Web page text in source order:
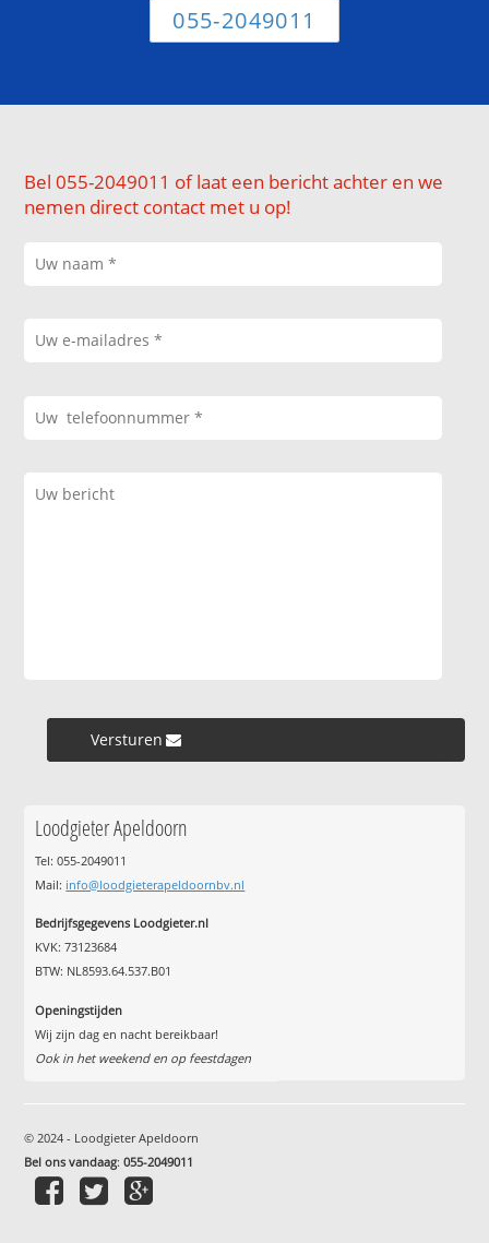
055-2049011
Bel 055-2049011 of laat een bericht achter en we
nemen direct contact met u op!
Versturen »
Loodgieter Apeldoorn
Tel: 055-2049011
Mail: info@loodgieterapeldoornbv.nl
Bedrijfsgegevens Loodgieter.nl
KVK: 73123684
BTW: NL8593.64.537.B01
Openingstijden
Wij zijn dag en nacht bereikbaar!
Ook in het weekend en op feestdagen
© 2024 - Loodgieter Apeldoorn
Bel ons vandaag:055-2049011